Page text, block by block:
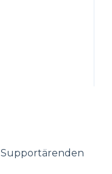
Supportärenden